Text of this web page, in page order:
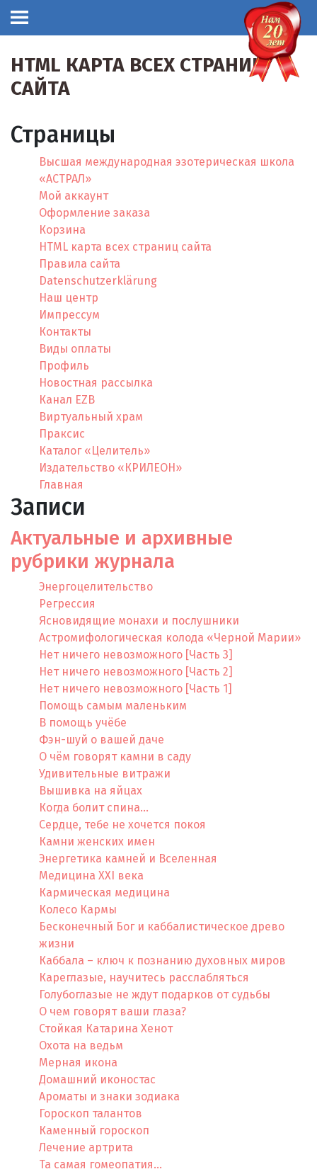
HTML КАРТА ВСЕХ СТРАНИЦ
САЙТА
Страницы
Высшая международная эзотерическая школа
«АСТРАЛ»
Мой аккаунт
Оформление заказа
Корзина
HTML карта всех страниц сайта
Правила сайта
Datenschutzerklärung
Наш центр
Импрессум
Контакты
Виды оплаты
Профиль
Новостная рассылка
Канал EZB
Виртуальный храм
Праксис
Каталог «Целитель»
Издательство «КРИЛЕОН»
Главная
Записи
Актуальные и архивные
рубрики журнала
Энергоцелительство
Регрессия
Ясновидящие монахи и послушники
Астромифологическая колода «Черной Марии»
Нет ничего невозможного [Часть 3]
Нет ничего невозможного [Часть 2]
Нет ничего невозможного [Часть 1]
Помощь самым маленьким
В помощь учёбе
Фэн-шуй о вашей даче
О чём говорят камни в саду
Удивительные витражи
Вышивка на яйцах
Когда болит спина…
Сердце, тебе не хочется покоя
Камни женских имен
Энергетика камней и Вселенная
Медицина XXI века
Кармическая медицина
Колесо Кармы
Бесконечный Бог и каббалистическое древо
жизни
Каббала – ключ к познанию духовных миров
Кареглазые, научитесь расслабляться
Голубоглазые не ждут подарков от судьбы
О чем говорят ваши глаза?
Стойкая Катарина Хенот
Охота на ведьм
Мерная икона
Домашний иконостас
Ароматы и знаки зодиака
Гороскоп талантов
Каменный гороскоп
Лечение артрита
Та самая гомеопатия…